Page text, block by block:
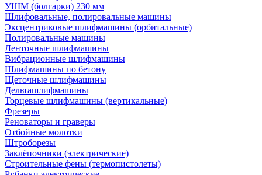
УШМ (болгарки) 230 мм
Шлифовальные, полировальные машины
Эксцентриковые шлифмашины (орбитальные)
Полировальные машины
Ленточные шлифмашины
Вибрационные шлифмашины
Шлифмашины по бетону
Щеточные шлифмашины
Дельташлифмашины
Торцевые шлифмашины (вертикальные)
Фрезеры
Реноваторы и граверы
Отбойные молотки
Штроборезы
Заклёпочники (электрические)
Строительные фены (термопистолеты)